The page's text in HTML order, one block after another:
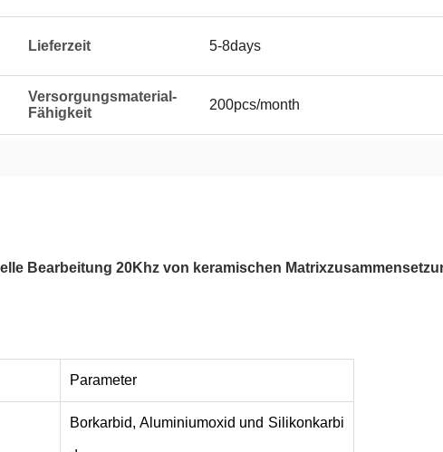
Lieferzeit 5-8days
Versorgungsmaterial-
Fähigkeit
200pcs/month
Bearbeitung 20Khz von keramischen
Parameter
Borkarbid, Aluminiumoxid und Silikonkarbi